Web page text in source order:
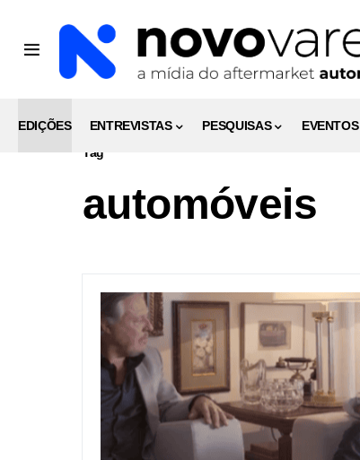
EDIÇÕES ENTREVISTAS PESQUISAS EVENTOS
Tag
automóveis